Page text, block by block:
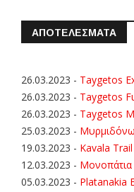
ΑΠΟΤΕΛΕΣΜΑΤΑ
26.03.2023 - Taygetos
26.03.2023 - Taygetos
26.03.2023 - Taygetos
25.03.2023 -
19.03.2023 - Kavala
12.03.2023 -
05.03.2023 - Platanakia